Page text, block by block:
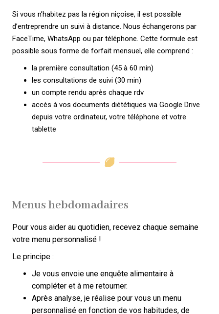
Si vous n’habitez pas la région niçoise, il est possible
d’entreprendre un suivi à distance. Nous échangerons par
FaceTime, WhatsApp ou par téléphone. Cette formule est
possible sous forme de forfait mensuel, elle comprend :
la première consultation (45 à 60 min)
les consultations de suivi (30 min)
un compte rendu après chaque rdv
accès à vos documents diététiques via Google Drive
depuis votre ordinateur, votre téléphone et votre
tablette
Menus hebdomadaires
Pour vous aider au quotidien, recevez chaque semaine
votre menu personnalisé !
Le principe :
Je vous envoie une enquête alimentaire à
compléter et à me retourner.
Après analyse, je réalise pour vous un menu
personnalisé en fonction de vos habitudes, de